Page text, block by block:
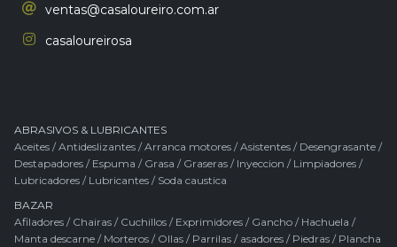
ventas@casaloureiro.com.ar
casaloureirosa
ABRASIVOS & LUBRICANTES
Aceites /Antideslizantes /Arranca motores /Asistentes / Desengrasante /
Destapadores / Espuma / Grasa / Graseras / Inyeccion / Limpiadores /
Lubricadores / Lubricantes / Soda caustica
BAZAR
Afiladores / Chairas / Cuchillos / Exprimidores / Gancho / Hachuela /
Manta descarne / Morteros / Ollas / Parrilas / asadores / Piedras / Plancha